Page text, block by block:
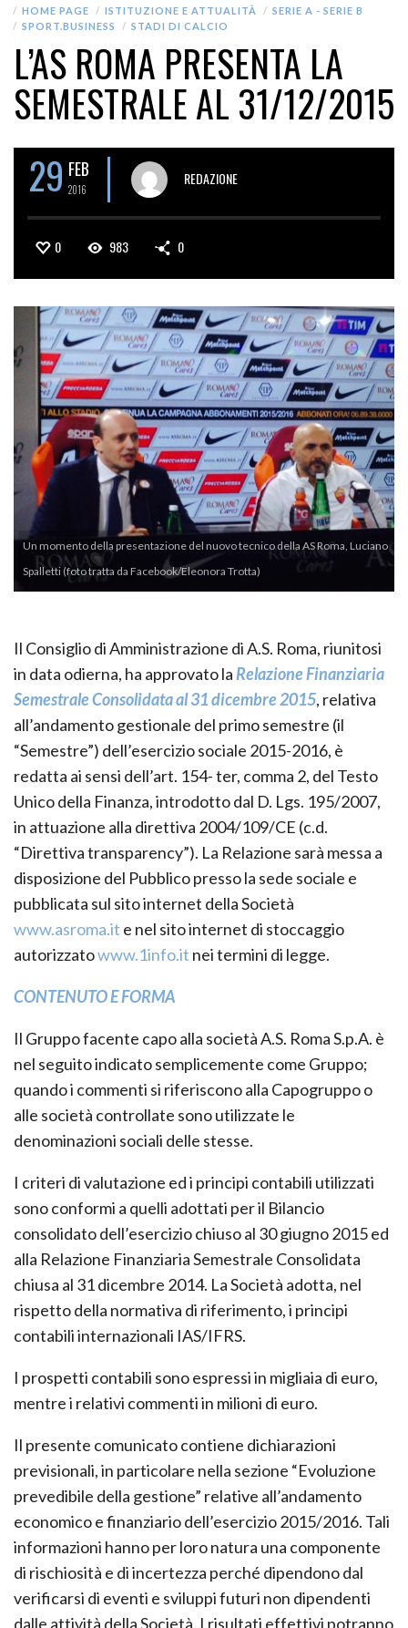
ALL NEWS ALTRI EVENTI AZIENDE CALCIO
FISCO
HOME PAGE
ISTITUZIONE E ATTUALITÀ
L’AS ROMA PRESENTA LA
SEMESTRALE AL 31/12/2015
29 FEB
Un momento della presentazione del nuovo tecnico della AS Roma, Luciano
Spalletti (foto tratta da Facebook/Eleonora Trotta)
Il Consiglio di Amministrazione di A.S. Roma, riunitosi
in data odierna, ha approvato la
Relazione Finanziaria
Semestrale Consolidata al 31 dicembre 2015 , relativa
all’andamento gestionale del primo semestre (il
“Semestre”) dell’esercizio sociale 2015-2016, è
redatta ai sensi dell’art. 154- ter, comma 2, del Testo
Unico della Finanza, introdotto dal D. Lgs. 195/2007,
in attuazione alla direttiva 2004/109/CE (c.d.
“Direttiva transparency”). La Relazione sarà messa a
disposizione del Pubblico presso la sede sociale e
pubblicata sul sito internet della Società
www.asroma.it
e nel sito internet di stoccaggio
nei termini di legge.
Il Gruppo facente capo alla società A.S. Roma S.p.A. è
nel seguito indicato semplicemente come Gruppo;
quando i commenti si riferiscono alla Capogruppo o
alle società controllate sono utilizzate le
I criteri di valutazione ed i principi contabili utilizzati
sono conformi a quelli adottati per il Bilancio
consolidato dell’esercizio chiuso al 30 giugno 2015 ed
alla Relazione Finanziaria Semestrale Consolidata
chiusa al 31 dicembre 2014. La Società adotta, nel
rispetto della normativa di riferimento, i principi
I prospetti contabili sono espressi in migliaia di euro,
Il presente comunicato contiene dichiarazioni
previsionali, in particolare nella sezione “Evoluzione
prevedibile della gestione” relative all’andamento
economico e finanziario dell’esercizio 2015/2016. Tali
informazioni hanno per loro natura una componente
di rischiosità e di incertezza perché dipendono dal
verificarsi di eventi e sviluppi futuri non dipendenti